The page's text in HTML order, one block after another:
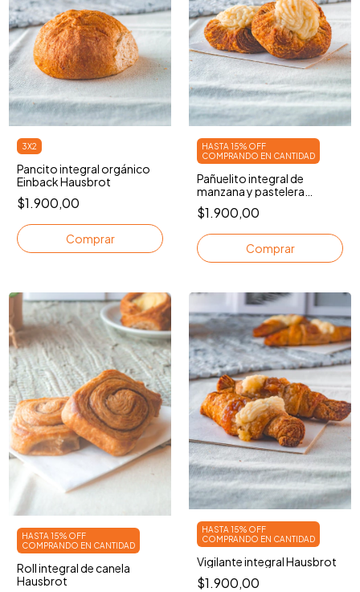
3X2
Pancito integral orgánico
Einback Hausbrot
$1.900,00
HASTA 15% OFF
COMPRANDO EN CANTIDAD
Pañuelito integral de
manzana y pastelera
Hausbrot
$1.900,00
HASTA 15% OFF
COMPRANDO EN CANTIDAD
Roll integral de canela
Hausbrot
HASTA 15% OFF
COMPRANDO EN CANTIDAD
Vigilante integral Hausbrot
$1.900,00